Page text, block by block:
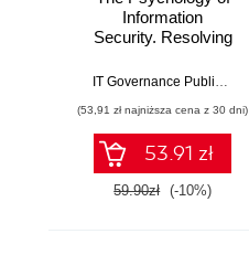
Information
Security. Resolving
security
human behaviour
(53,91 zł najniższa cena z 30 dni)
53.91 zł
59.90zł (-10%)